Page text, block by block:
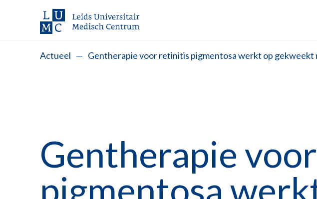
Actueel — Gentherapie voor retinitis pigmentosa werkt op gekweekt
Gentherapie
pigmentosa